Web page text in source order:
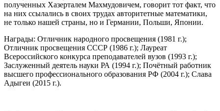
полученных Хазерталем Махмудовичем, говорит тот факт, что
на них ссылались в своих трудах авторитетные математики,
не только нашей страны, но и Германии, Польши, Японии.
Награды: Отличник народного просвещения (1981 г.);
Отличник просвещения СССР (1986 г.); Лауреат
Всероссийского конкурса преподавателей вузов (1993 г.);
Заслуженный деятель науки РА (1994 г.); Почётный работник
высшего профессионального образования РФ (2004 г.); Слава
Адыгеи (2015 г.).